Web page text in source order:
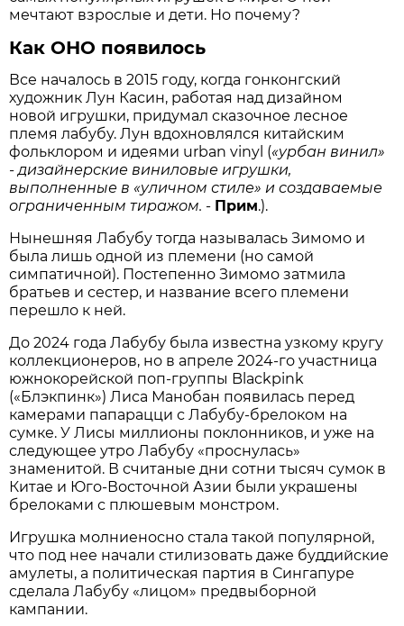
мечтают взрослые и дети. Но почему?
Как ОНО появилось
Все началось в 2015 году, когда гонконгский
художник Лун Касин, работая над дизайном
новой игрушки, придумал сказочное лесное
племя лабубу. Лун вдохновлялся китайским
фольклором и идеями urban vinyl («урбан винил»
- дизайнерские виниловые игрушки,
выполненные в «уличном стиле» и создаваемые
ограниченным тиражом. - Прим.).
Нынешняя Лабубу тогда называлась Зимомо и
была лишь одной из племени (но самой
симпатичной). Постепенно Зимомо затмила
братьев и сестер, и название всего племени
перешло к ней.
До 2024 года Лабубу была известна узкому кругу
коллекционеров, но в апреле 2024-го участница
южнокорейской поп-группы Blackpink
(«Блэкпинк») Лиса Манобан появилась перед
камерами папарацци с Лабубу-брелоком на
сумке. У Лисы миллионы поклонников, и уже на
следующее утро Лабубу «проснулась»
знаменитой. В считаные дни сотни тысяч сумок в
Китае и Юго-Восточной Азии были украшены
брелоками с плюшевым монстром.
Игрушка молниеносно стала такой популярной,
что под нее начали стилизовать даже буддийские
амулеты, а политическая партия в Сингапуре
сделала Лабубу «лицом» предвыборной
кампании.